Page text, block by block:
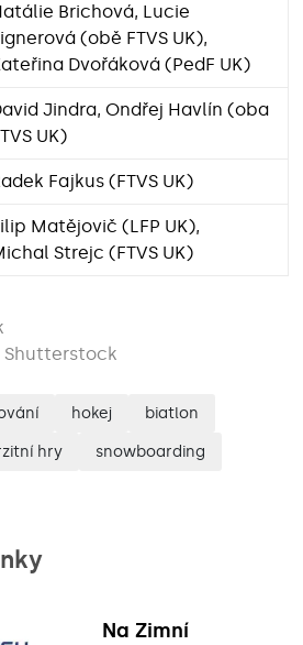
Brichová, Lucie
(obě FTVS UK),
Dvořáková (PedF UK)
Jindra, Ondřej Havlín (oba
UK)
Fajkus (FTVS UK)
Matějovič (LFP UK),
Strejc (FTVS UK)
Shutterstock
hokej biatlon
hry snowboarding
Na Zimní